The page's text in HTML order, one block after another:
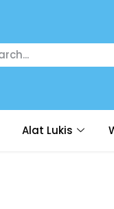
Alat Lukis